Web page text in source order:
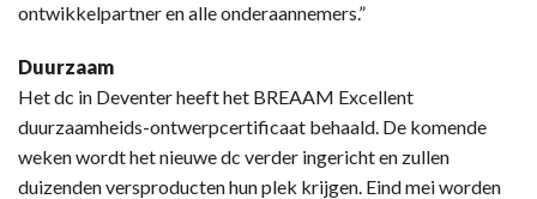
ontwikkelpartner en alle onderaannemers.”
Duurzaam
Het dc in Deventer heeft het BREAAM Excellent
duurzaamheids-ontwerpcertificaat behaald. De komende
weken wordt het nieuwe dc verder ingericht en zullen
duizenden versproducten hun plek krijgen. Eind mei worden